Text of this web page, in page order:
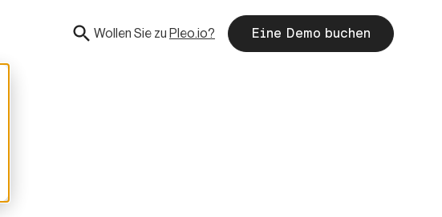
Wollen Sie zu Pleo.io? Eine Demo buchen